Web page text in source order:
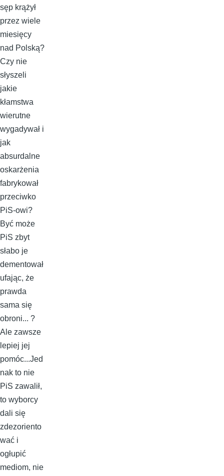
sęp krążył
przez wiele
miesięcy
nad Polską?
Czy nie
słyszeli
jakie
kłamstwa
wierutne
wygadywał i
jak
absurdalne
oskarżenia
fabrykował
przeciwko
PiS-owi?
Być może
PiS zbyt
słabo je
dementował
ufając, że
prawda
sama się
obroni... ?
Ale zawsze
lepiej jej
pomóc...Jed
nak to nie
PiS zawalił,
to wyborcy
dali się
zdezoriento
wać i
ogłupić
mediom, nie